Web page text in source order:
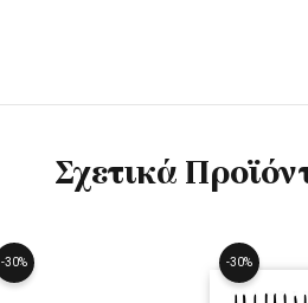
Σχετικά
-30% -30%